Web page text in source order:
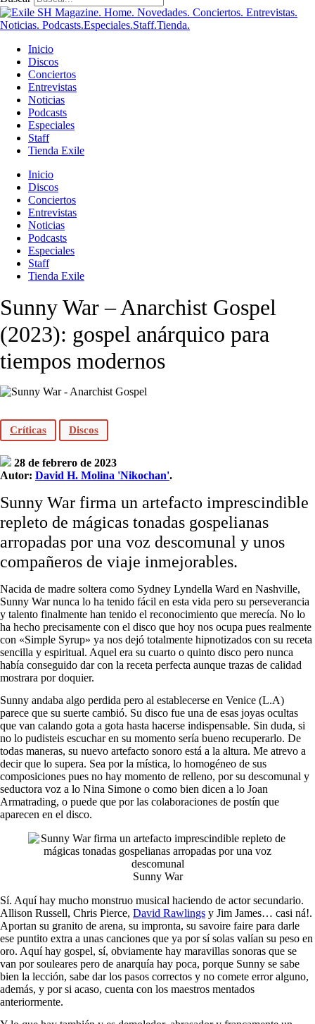
Inicio
Discos
Conciertos
Entrevistas
Noticias
Podcasts
Especiales
Staff
Tienda Exile
Inicio
Discos
Conciertos
Entrevistas
Noticias
Podcasts
Especiales
Staff
Tienda Exile
Sunny War – Anarchist Gospel
(2023): gospel anárquico para
tiempos modernos
Críticas Discos
28 de febrero de 2023
Autor: David H. Molina 'Nikochan'.
Sunny War firma un artefacto imprescindible
repleto de mágicas tonadas gospelianas
arropadas por una voz descomunal y unos
compañeros de viaje inmejorables.
Nacida de madre soltera como Sydney Lyndella Ward en Nashville,
Sunny War nunca lo ha tenido fácil en esta vida pero su perseverancia
y talento finalmente han tenido el reconocimiento que merecía. No lo
ha hecho precisamente con el disco que hoy nos ocupa pues realmente
con «Simple Syrup» ya nos dejó totalmente hipnotizados con su receta
sencilla y espiritual. Aquel era su cuarto o quinto disco pero nunca
había conseguido dar con la receta perfecta aunque trazas de calidad
mostrara por doquier.
Sunny andaba algo perdida pero al establecerse en Venice (L.A)
parece que su suerte cambió. Su disco fue una de esas joyas ocultas
que van calando gota a gota hasta hacerse indispensable. Sin duda, si
no lo pudisteis escuchar en su momento sería bueno recuperarlo. De
todas maneras, su nuevo artefacto sonoro está a la altura. Me atrevo a
decir que lo supera. Sea por la mística, lo homogéneo de sus
composiciones pues no hay momento de relleno, por su descomunal y
seductora voz a lo Nina Simone o como bien dicen a lo Joan
Armatrading, o puede que por las colaboraciones de postín que
aparecen en el disco.
Sunny War
Sí. Aquí hay mucho monstruo musical haciendo de actor secundario.
Allison Russell, Chris Pierce, David Rawlings y Jim James… casi ná!.
Aportan su granito de arena, su impronta, su savoire faire para darle
ese puntito extra a unas canciones que ya por sí solas valían su peso en
oro. Aquí hay gospel, sí, obviamente hay maravillas sonoras que se
van por souleares pero de anarquía hay poca, porque Sunny se sabe
bien la lección, sabe dar los pasos correctos y no comete error alguno,
además, y por si acaso, cuenta con los maestros mentados
anteriormente.